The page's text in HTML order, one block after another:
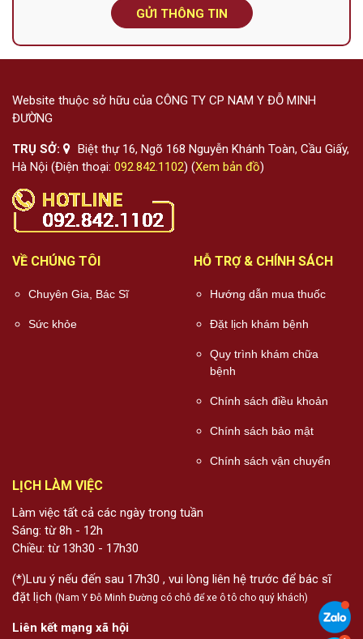
GỬI THÔNG TIN
Website thuộc sở hữu của CÔNG TY CP NAM Y ĐỖ MINH
ĐƯỜNG
TRỤ SỞ:
Biệt thự 16, Ngõ 168 Nguyễn Khánh Toàn, Cầu Giấy,
Hà Nội (Điện thoại: 092.842.1102) (Xem bản đồ)
VỀ CHÚNG TÔI
Chuyên Gia, Bác Sĩ
Sức khỏe
HỖ TRỢ & CHÍNH SÁCH
Hướng dẫn mua thuốc
Đặt lịch khám bệnh
Quy trình khám chữa
bệnh
Chính sách điều khoản
Chính sách bảo mật
Chính sách vận chuyển
LỊCH LÀM VIỆC
Làm việc tất cả các ngày trong tuần
Sáng: từ 8h - 12h
Chiều: từ 13h30 - 17h30
(*)Lưu ý nếu đến sau 17h30 , vui lòng liên hệ trước để bác sĩ
đặt lịch (Nam Y Đỗ Minh Đường có chỗ để xe ô tô cho quý khách)
Liên kết mạng xã hội